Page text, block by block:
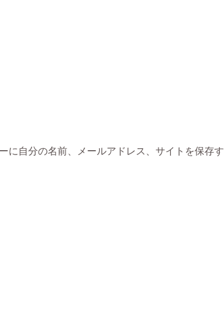
に自分の名前、メールアドレス、サイトを保存